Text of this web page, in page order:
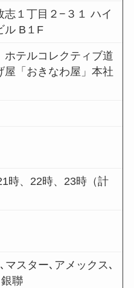
志１丁目２−３１ ハイ
ル B１F
ホテルコレクティブ道
屋「おきなわ屋」本社
時、22時、23時（計
マスター､アメックス､
聯